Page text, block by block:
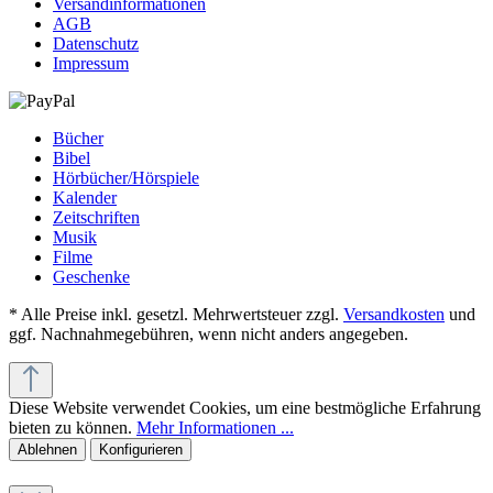
AGB
Datenschutz
Impressum
Bücher
Bibel
Hörbücher/Hörspiele
Kalender
Zeitschriften
Musik
Filme
Geschenke
* Alle Preise inkl. gesetzl. Mehrwertsteuer zzgl. Versandkosten und
ggf. Nachnahmegebühren, wenn nicht anders angegeben.
Diese Website verwendet Cookies, um eine bestmögliche Erfahrung
bieten zu können. Mehr Informationen ...
Ablehnen Konfigurieren